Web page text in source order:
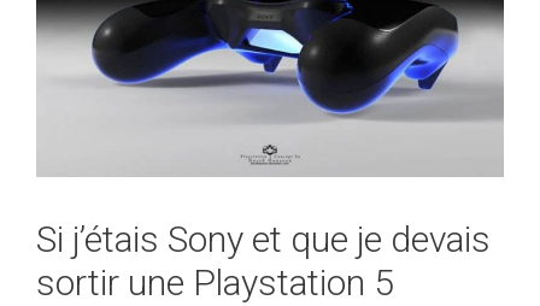
Si j’étais Sony et que je devais
sortir une Playstation 5